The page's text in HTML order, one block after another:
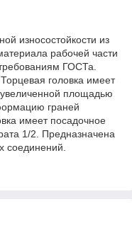
износостойкости из
рабочей части
ГОСТа.
головка имеет
площадью
граней
имеет посадочное
1/2. Предназначена
соединений.